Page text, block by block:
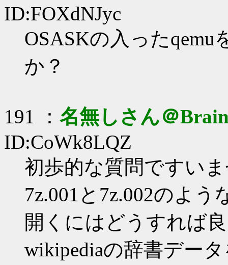
ID:FOXdNJyc
OSASKの入った
か？
191 ： 名無しさん＠
ID:CoWk8LQZ
初歩的な質問ですい
7z.001と7z.002のよ
開くにはどうすれば
wikipediaの辞書デー